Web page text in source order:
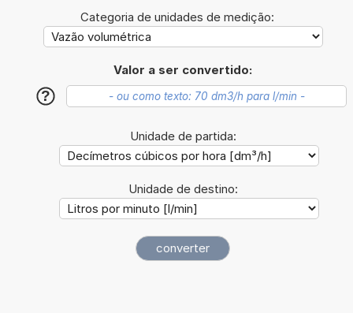
Categoria de unidades de medição:
Valor a ser convertido:
?
Unidade de partida:
Unidade de destino: